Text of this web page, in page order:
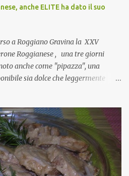
a creare spesso l’ambiente
non trovi? Cuocapercaso :
anche ELITE ha dato il suo
a Roggiano Gravina la XXV
Roggianese , una tre giorni
anche come "pipazza", una
sia dolce che leggermente
versatile in cucina, utilizzato
tradizione o in piatti innovativi.
abbiamo avuto prova della
durante il "2° Concorso
peperone Roggianese" ideato da